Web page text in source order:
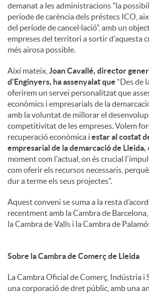
demanat a les administracions "la
període de carència dels préstecs ICO,
del període de cancel·lació", amb un
empreses del territori a sortir d'aquesta
més airosa possible.
Així mateix, Joan Cavallé, director
d'Enginyers, ha assenyalat que “Des de
oferirem un servei personalitzat que
econòmics i empresarials de la
amb la voluntat de millorar el
competitivitat de les empreses. Volem
recuperació econòmica i estar al costat
empresarial de la demarcació de Lleida,
moment com l'actual, on és crucial
com oferir els recursos necessaris,
dur a terme els seus projectes”.
Aquest conveni se suma a la resta
recentment amb la Cambra de Barcelona,
la Cambra de Valls i la Cambra de
Sobre la Cambra de Comerç de Lleida
La Cambra Oficial de Comerç, Indústria i
una corporació de dret públic, amb una